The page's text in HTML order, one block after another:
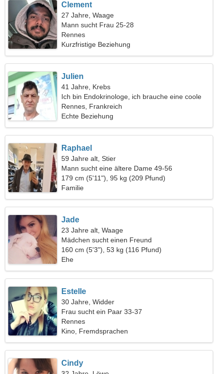
Clement
27 Jahre, Waage
Mann sucht Frau 25-28
Rennes
Kurzfristige Beziehung
Julien
41 Jahre, Krebs
Ich bin Endokrinologe, ich brauche eine coole
Frau
Rennes, Frankreich
Echte Beziehung
Raphael
59 Jahre alt, Stier
Mann sucht eine ältere Dame 49-56
179 cm (5'11"), 95 kg (209 Pfund)
Familie
Jade
23 Jahre alt, Waage
Mädchen sucht einen Freund
160 cm (5'3"), 53 kg (116 Pfund)
Ehe
Estelle
30 Jahre, Widder
Frau sucht ein Paar 33-37
Rennes
Kino, Fremdsprachen
Cindy